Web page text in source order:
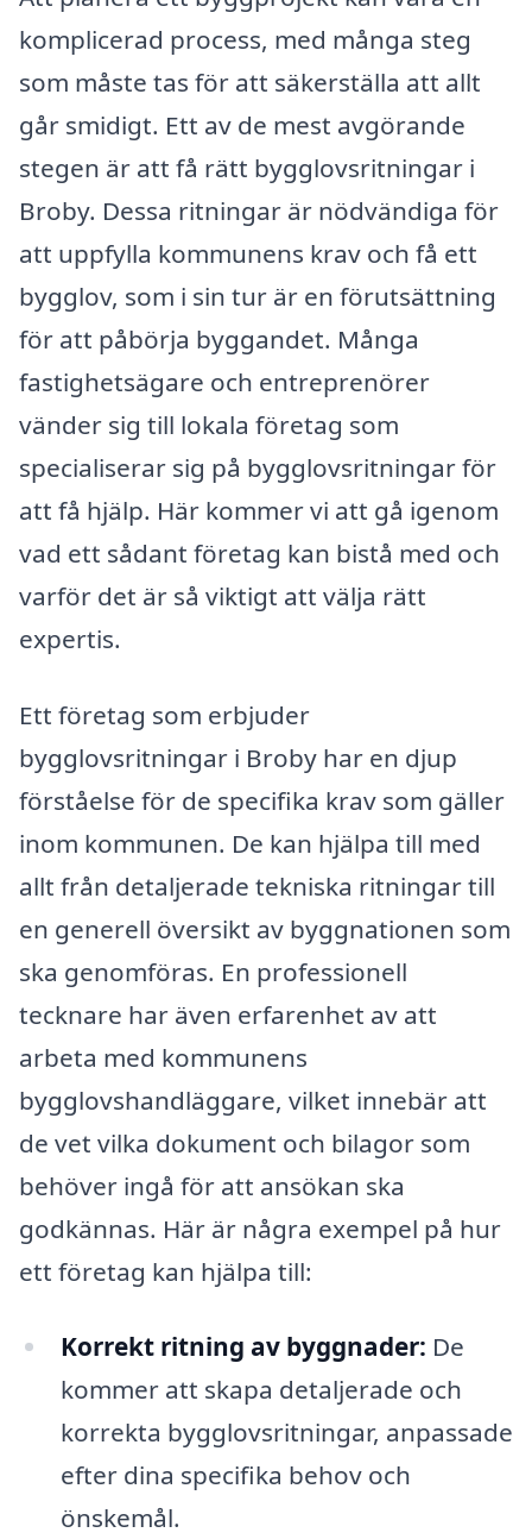
komplicerad process, med många steg
som måste tas för att säkerställa att allt
går smidigt. Ett av de mest avgörande
stegen är att få rätt bygglovsritningar i
Broby. Dessa ritningar är nödvändiga för
att uppfylla kommunens krav och få ett
bygglov, som i sin tur är en förutsättning
för att påbörja byggandet. Många
fastighetsägare och entreprenörer
vänder sig till lokala företag som
specialiserar sig på bygglovsritningar för
att få hjälp. Här kommer vi att gå igenom
vad ett sådant företag kan bistå med och
varför det är så viktigt att välja rätt
expertis.
Ett företag som erbjuder
bygglovsritningar i Broby har en djup
förståelse för de specifika krav som gäller
inom kommunen. De kan hjälpa till med
allt från detaljerade tekniska ritningar till
en generell översikt av byggnationen som
ska genomföras. En professionell
tecknare har även erfarenhet av att
arbeta med kommunens
bygglovshandläggare, vilket innebär att
de vet vilka dokument och bilagor som
behöver ingå för att ansökan ska
godkännas. Här är några exempel på hur
ett företag kan hjälpa till:
Korrekt ritning av byggnader: De
kommer att skapa detaljerade och
korrekta bygglovsritningar, anpassade
efter dina specifika behov och
önskemål.